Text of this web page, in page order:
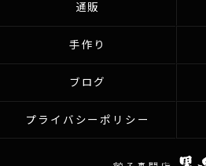
通販
手作り
ブログ
プライバシーポリシー